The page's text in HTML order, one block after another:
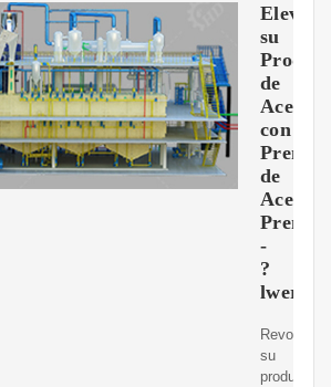
Eleve
su
de
Aceite
con
Prensas
de
Aceite
-
?
lwerk
su
producción